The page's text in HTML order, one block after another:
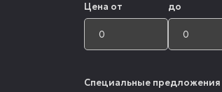
Цена от до
Специальные предложения